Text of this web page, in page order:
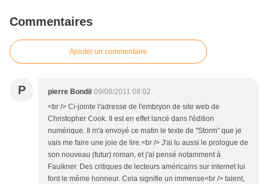
Commentaires
Ajouter un commentaire
P pierre Bondil 09/08/2011 08:02
<br /> Ci-jointe l'adresse de l'embryon de site web de
Christopher Cook. Il est en effet lancé dans l'édition
numérique. Il m'a envoyé ce matin le texte de "Storm" que je
vais me faire une joie de lire.<br /> J'ai lu aussi le prologue de
son nouveau (futur) roman, et j'ai pensé notamment à
Faulkner. Des critiques de lecteurs américains sur internet lui
font le même honneur. Cela signifie un immense<br /> talent,